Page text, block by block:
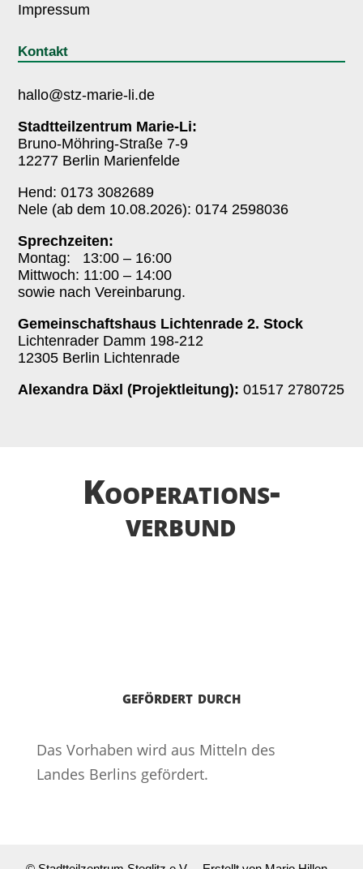
Impressum
Kontakt
hallo@stz-marie-li.de
Stadtteilzentrum Marie-Li:
Bruno-Möhring-Straße 7-9
12277 Berlin Marienfelde
Hend: 0173 3082689
Nele (ab dem 10.08.2026): 0174 2598036
Sprechzeiten:
Montag: 13:00 – 16:00
Mittwoch: 11:00 – 14:00
sowie nach Vereinbarung.
Gemeinschaftshaus Lichtenrade 2. Stock
Lichtenrader Damm 198-212
12305 Berlin Lichtenrade
Alexandra Däxl (Projektleitung):01517 2780725
Kooperations­­
verbund
gefördert durch
Das Vorhaben wird aus Mitteln des
Landes Berlins gefördert.